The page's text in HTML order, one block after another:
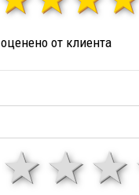
оценено от клиента
1